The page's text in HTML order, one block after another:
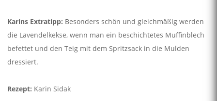
Karins Extratipp: Besonders schön und gleichmäßig werden
die Lavendelkekse, wenn man ein beschichtetes Muffinblech
befettet und den Teig mit dem Spritzsack in die Mulden
dressiert.
Rezept: Karin Sidak